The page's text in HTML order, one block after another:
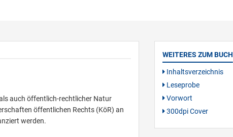
auch öffentlich-rechtlicher Natur
öffentlichen Rechts (KöR) an
werden.
WEITERES ZUM BUCH
Inhaltsverzeichnis
Leseprobe
Vorwort
300dpi Cover